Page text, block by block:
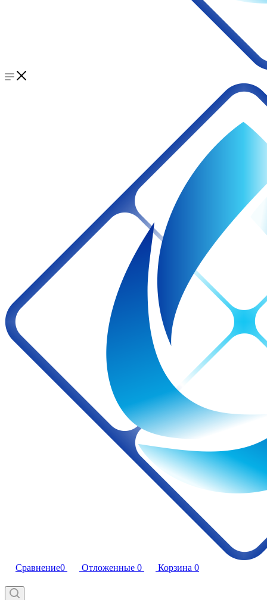
Сравнение0 Отложенные 0 Корзина 0